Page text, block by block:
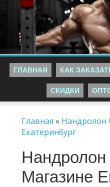
ГЛАВНАЯ КАК
СКИДКИ
Главная » Нандролон
Екатеринбург
Магазине